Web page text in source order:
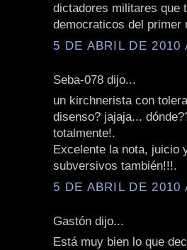
dictadores militares que
democraticos del primer
5 DE ABRIL DE 2010
Seba-078 dijo...
un kirchnerista con
disenso? jajaja...
totalmente!.
Excelente la nota, juicio
subversivos también!!!.
5 DE ABRIL DE 2010
Gastón dijo...
Está muy bien lo que